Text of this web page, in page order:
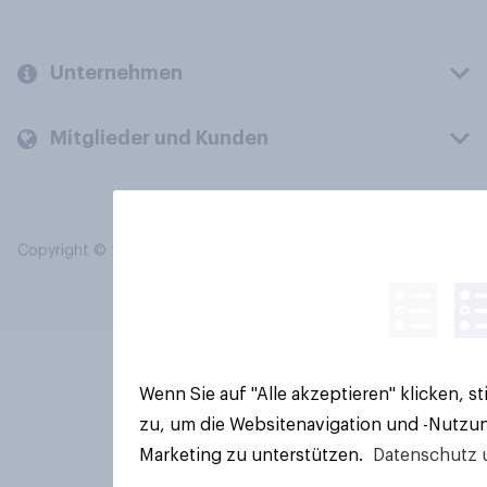
Unternehmen
Mitglieder und Kunden
Copyright © 2026 YouGov PLC. Alle Rechte vorbehalten.
Wenn Sie auf "Alle akzeptieren" klicken,
zu, um die Websitenavigation und -
Marketing zu unterstützen.
Datenschutz